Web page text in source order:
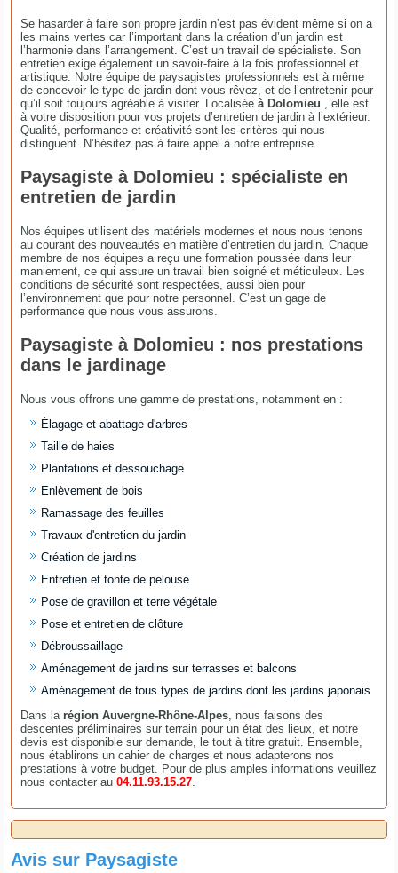
Se hasarder à faire son propre jardin n’est pas évident même si on a
les mains vertes car l’important dans la création d’un jardin est
l’harmonie dans l’arrangement. C’est un travail de spécialiste. Son
entretien exige également un savoir-faire à la fois professionnel et
artistique. Notre équipe de paysagistes professionnels est à même
de concevoir le type de jardin dont vous rêvez, et de l’entretenir pour
qu’il soit toujours agréable à visiter. Localiséeà Dolomieu
, elle est
à votre disposition pour vos projets d’entretien de jardin à l’extérieur.
Qualité, performance et créativité sont les critères qui nous
distinguent. N’hésitez pas à faire appel à notre entreprise.
Paysagiste à Dolomieu : spécialiste en
entretien de jardin
Nos équipes utilisent des matériels modernes et nous nous tenons
au courant des nouveautés en matière d’entretien du jardin. Chaque
membre de nos équipes a reçu une formation poussée dans leur
maniement, ce qui assure un travail bien soigné et méticuleux. Les
conditions de sécurité sont respectées, aussi bien pour
l’environnement que pour notre personnel. C’est un gage de
performance que nous vous assurons.
Paysagiste à Dolomieu : nos prestations
dans le jardinage
Nous vous offrons une gamme de prestations, notamment en :
Élagage et abattage d'arbres
Taille de haies
Plantations et dessouchage
Enlèvement de bois
Ramassage des feuilles
Travaux d'entretien du jardin
Création de jardins
Entretien et tonte de pelouse
Pose de gravillon et terre végétale
Pose et entretien de clôture
Débroussaillage
Aménagement de jardins sur terrasses et balcons
Aménagement de tous types de jardins dont les jardins japonais
Dans la région Auvergne-Rhône-Alpes , nous faisons des
descentes préliminaires sur terrain pour un état des lieux, et notre
devis est disponible sur demande, le tout à titre gratuit. Ensemble,
nous établirons un cahier de charges et nous adapterons nos
prestations à votre budget. Pour de plus amples informations veuillez
nous contacter au04.11.93.15.27
Avis sur Paysagiste